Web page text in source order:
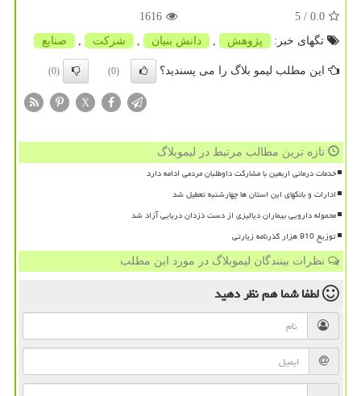
0.0
/ 5
1616
تگهای خبر:
پژوهش , دانش بنیان , شركت , صنایع
این مطلب لیمو بلاگ را می پسندید؟ (0)
(0)
X
تازه ترین مطالب مرتبط در لیموبلاگ
خدمات درمانی اربعین با مشارکت داوطلبان مردمی ادامه دارد
ادارات و بانکهای این استان ها چهارشنبه تعطیل شد
محموله دارویی بیماران دیالیزی از دست دزدان دریایی آزاد شد
توزیع 910 هزار گذرنامه زیارتی
نظرات بینندگان لیموبلاگ در مورد این مطلب
لطفا شما همنظر دهید